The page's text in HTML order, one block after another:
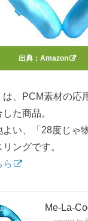
出典： Amazon
は、PCM素材の応
た商品。
い、「28度じゃ
ングです。
ら
Me-La-